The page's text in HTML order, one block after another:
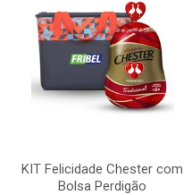
KIT Felicidade Chester com
Bolsa Perdigão